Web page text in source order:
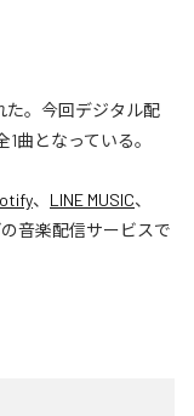
た。今回デジタル配
1曲となっている。
、 LINE MUSIC、
音楽配信サービスで